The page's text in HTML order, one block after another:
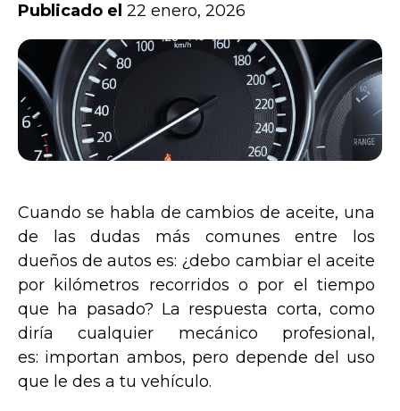
Publicado el 22 enero, 2026
Cuando se habla de cambios de aceite, una
de las dudas más comunes entre los
dueños de autos es: ¿debo cambiar el aceite
por kilómetros recorridos o por el tiempo
que ha pasado? La respuesta corta, como
diría cualquier mecánico profesional,
es: importan ambos, pero depende del uso
que le des a tu vehículo.